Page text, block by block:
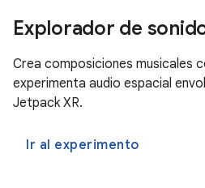
Explorador de
Crea composiciones musicales
experimenta audio espacial
Jetpack XR.
Ir al experimento